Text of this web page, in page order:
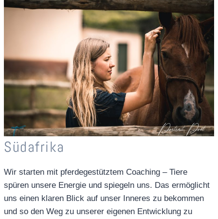
Südafrika
Wir starten mit pferdegestütztem Coaching – Tiere
spüren unsere Energie und spiegeln uns. Das ermöglicht
uns einen klaren Blick auf unser Inneres zu bekommen
und so den Weg zu unserer eigenen Entwicklung zu